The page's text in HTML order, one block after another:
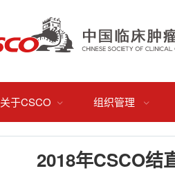
关于CSCO  组织管理 
2018年CSCO结